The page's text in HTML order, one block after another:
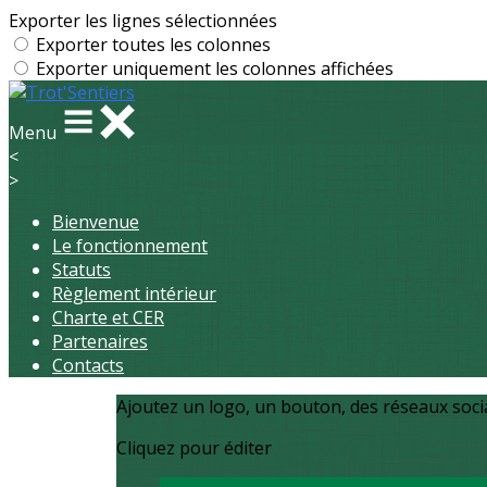
Exporter les lignes sélectionnées
Exporter toutes les colonnes
Exporter uniquement les colonnes affichées
Menu
<
>
Bienvenue
Le fonctionnement
Statuts
Règlement intérieur
Charte et CER
Partenaires
Contacts
Ajoutez un logo, un bouton, des réseaux
Cliquez pour éditer